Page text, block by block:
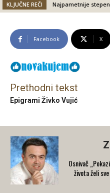
KLJUČNE REČI Najpametnije
Facebook X
Prethodni tekst
Epigrami Živko Vujić
Osnivač
života želi